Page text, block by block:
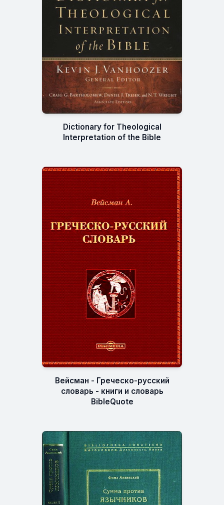
Dictionary for Theological
Interpretation of the Bible
Вейсман - Греческо-русский
словарь - книги и словарь
BibleQuote